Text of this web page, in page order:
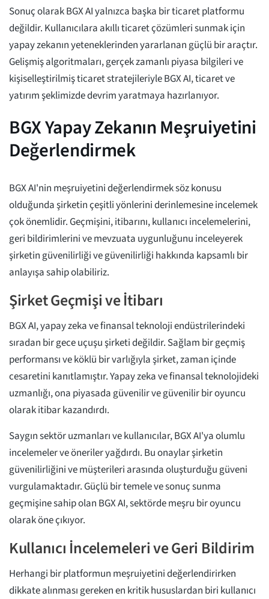
Sonuç olarak BGX AI yalnızca başka bir ticaret platformu
değildir. Kullanıcılara akıllı ticaret çözümleri sunmak için
yapay zekanın yeteneklerinden yararlanan güçlü bir araçtır.
Gelişmiş algoritmaları, gerçek zamanlı piyasa bilgileri ve
kişiselleştirilmiş ticaret stratejileriyle BGX AI, ticaret ve
yatırım şeklimizde devrim yaratmaya hazırlanıyor.
BGX Yapay Zekanın Meşruiyetini
Değerlendirmek
BGX AI'nin meşruiyetini değerlendirmek söz konusu
olduğunda şirketin çeşitli yönlerini derinlemesine incelemek
çok önemlidir. Geçmişini, itibarını, kullanıcı incelemelerini,
geri bildirimlerini ve mevzuata uygunluğunu inceleyerek
şirketin güvenilirliği ve güvenilirliği hakkında kapsamlı bir
anlayışa sahip olabiliriz.
Şirket Geçmişi ve İtibarı
BGX AI, yapay zeka ve finansal teknoloji endüstrilerindeki
sıradan bir gece uçuşu şirketi değildir. Sağlam bir geçmiş
performansı ve köklü bir varlığıyla şirket, zaman içinde
cesaretini kanıtlamıştır. Yapay zeka ve finansal teknolojideki
uzmanlığı, ona piyasada güvenilir ve güvenilir bir oyuncu
olarak itibar kazandırdı.
Saygın sektör uzmanları ve kullanıcılar, BGX AI'ya olumlu
incelemeler ve öneriler yağdırdı. Bu onaylar şirketin
güvenilirliğini ve müşterileri arasında oluşturduğu güveni
vurgulamaktadır. Güçlü bir temele ve sonuç sunma
geçmişine sahip olan BGX AI, sektörde meşru bir oyuncu
olarak öne çıkıyor.
Kullanıcı İncelemeleri ve Geri Bildirim
Herhangi bir platformun meşruiyetini değerlendirirken
dikkate alınması gereken en kritik hususlardan biri kullanıcı